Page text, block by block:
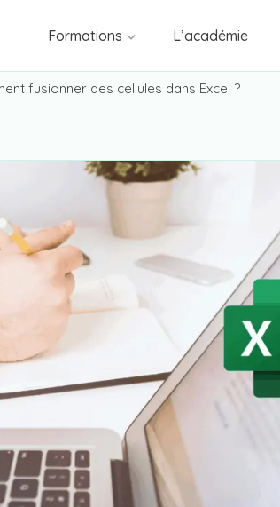
Formations L’académie
fusionner des cellules dans Excel ?